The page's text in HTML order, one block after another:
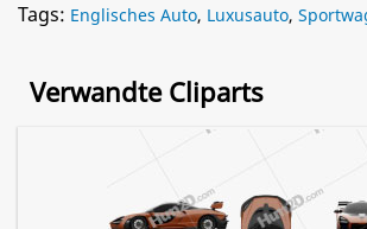
Tags: Englisches Auto, Luxusauto,
Verwandte Cliparts